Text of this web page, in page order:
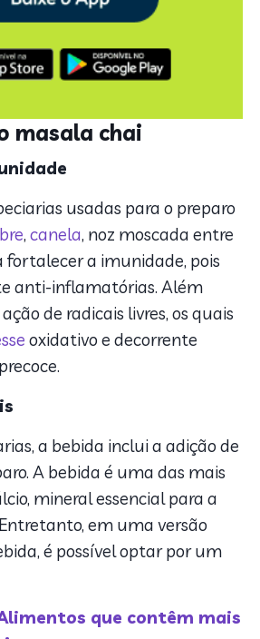
masala chai
usadas para o preparo
,canela, noz moscada entre
a imunidade, pois
anti-inflamatórias. Além
de radicais livres, os quais
oxidativo e decorrente
a bebida inclui a adição de
A bebida é uma das mais
mineral essencial para a
em uma versão
é possível optar por um
que contêm mais